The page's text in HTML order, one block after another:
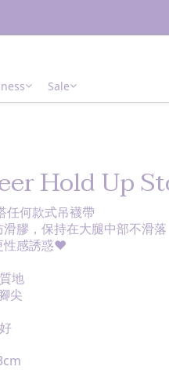
Sale
Hold Up
任何款式吊襪帶
膠，保持在大腿中部不滑落
性感誘惑❤️
地
尖